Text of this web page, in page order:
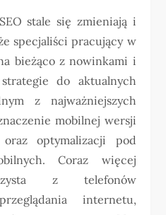
stale się zmieniają i
specjaliści pracujący w
bieżąco z nowinkami i
do aktualnych
z najważniejszych
mobilnej wersji
optymalizacji pod
Coraz więcej
z telefonów
internetu,